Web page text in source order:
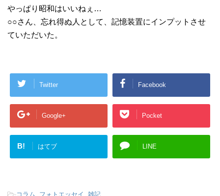
やっぱり昭和はいいねぇ…
○○さん、忘れ得ぬ人として、記憶装置にインプットさせ
ていただいた。
Twitter Facebook
Google+ Pocket
B! はてブ LINE
-コラム フォトエッセイ 雑記